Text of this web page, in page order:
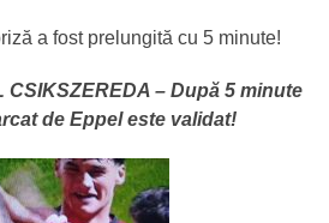
a fost prelungită cu 5 minute!
CSIKSZEREDA – După 5 minute
de Eppel este validat!